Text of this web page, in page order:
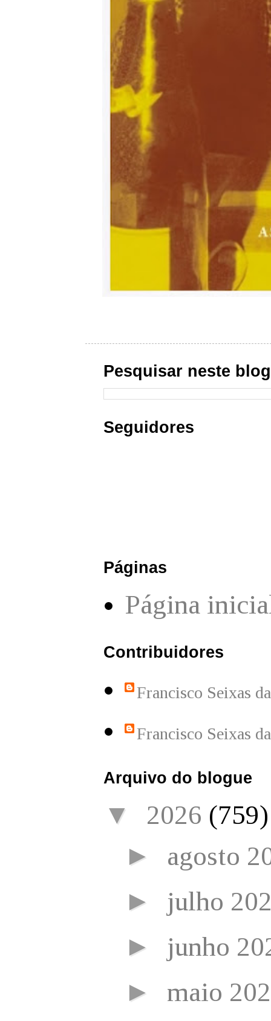
Pesquisar neste
Seguidores
Páginas
Página
Contribuidores
Francisco Seixas
Francisco Seixas
Arquivo do blogue
▼ 2026 (759)
► agosto
► julho
► junho
► maio